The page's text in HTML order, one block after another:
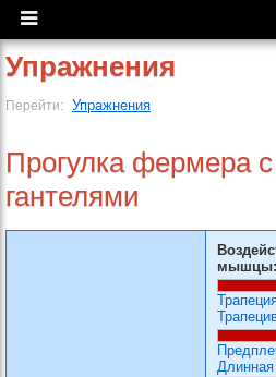
Упражнения
Перейти: Упражнения
Прогулка фермера
гантелями
мышцы: